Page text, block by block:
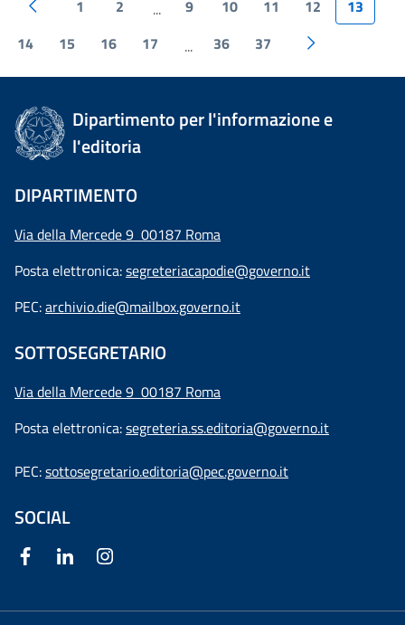
1 2 ... 9 10 11 12
13
14
15 16 17 ... 36 37
Dipartimento per l'informazione e
l'editoria
DIPARTIMENTO
Via della Mercede 9 00187 Roma
Posta elettronica:segreteriacapodie@governo.it
PEC:archivio.die@mailbox.governo.it
SOTTOSEGRETARIO
Via della Mercede 9 00187 Roma
Posta elettronica:segreteria.ss.editoria@governo.it
PEC:sottosegretario.editoria@pec.governo.it
SOCIAL